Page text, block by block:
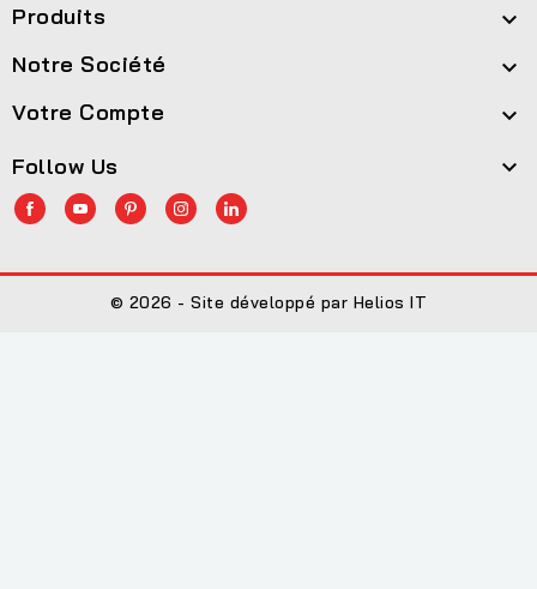
Produits 
Notre Société 
Votre Compte 
Follow Us 
© 2026 - Site développé par Helios IT